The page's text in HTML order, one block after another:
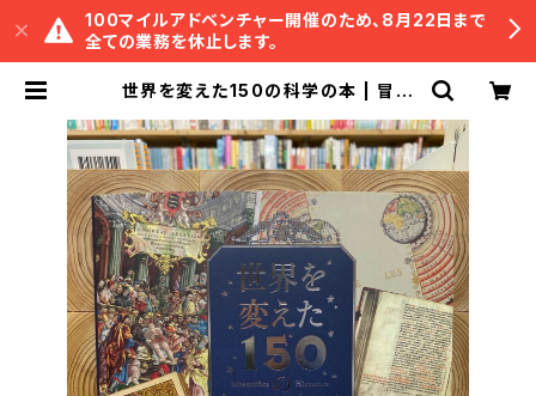
100マイルアドベンチャー開催のため、8月22日まで
全ての業務を休止します。
世界を変えた150の科学の本 | 冒険